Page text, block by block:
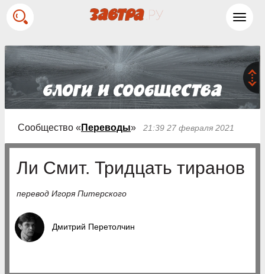
Сообщество « Переводы» 21:39 27 февраля 2021
Ли Смит. Тридцать тиранов
перевод Игоря Питерского
Дмитрий Перетолчин